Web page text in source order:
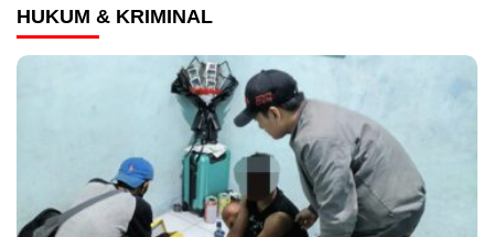
HUKUM & KRIMINAL